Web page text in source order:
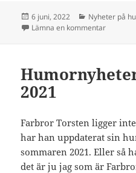
Postat
6 juni, 2022 Kategorier
Nyheter på
Lämna en kommentartill
2021
Farbror Torsten ligger
har han uppdaterat sin
sommaren 2021. Eller så
det är ju jag som är